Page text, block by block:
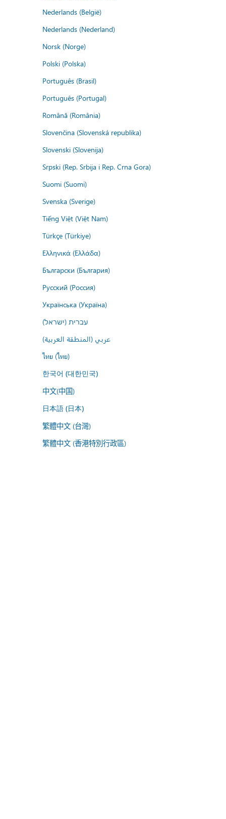
Nederlands (België)
Nederlands (Nederland)
Norsk (Norge)
Polski (Polska)
Português (Brasil)
Português (Portugal)
Română (România)
Slovenčina (Slovenská republika)
Slovenski (Slovenija)
Srpski (Rep. Srbija i Rep. Crna Gora)
Suomi (Suomi)
Svenska (Sverige)
Tiếng Việt (Việt Nam)
Türkçe (Türkiye)
Ελληνικά (Ελλάδα)
Български (България)
Русский (Россия)
Українська (Україна)
עברית (ישראל)
عربي (المنطقة العربية)
ไทย (ไทย)
한국어 (대한민국)
中文(中国)
日本語 (日本)
繁體中文 (台灣)
繁體中文 (香港特別行政區)